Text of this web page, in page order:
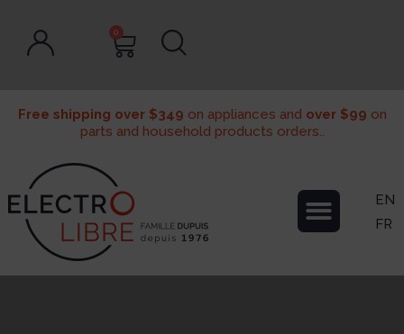
0
Free shipping over $349 on appliances and over $99 on
parts and household products orders..
EN
FR